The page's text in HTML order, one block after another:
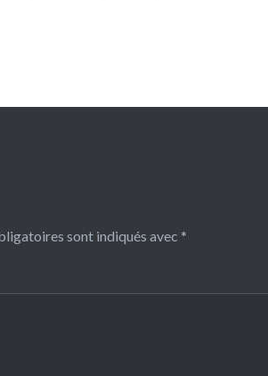
sont indiqués avec *